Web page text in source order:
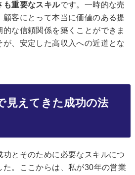
も重要なスキルです。一時的な売
顧客にとって本当に価値のある提
な信頼関係を築くことができま
、安定した高収入への近道とな
見えてきた成功の法
功とそのために必要なスキルにつ
た。ここからは、私が30年の営業